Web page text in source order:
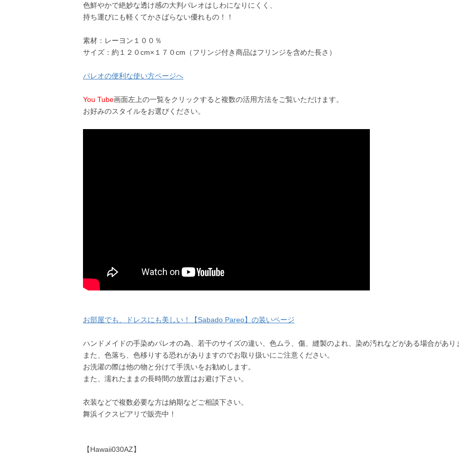
色鮮やかで絶妙な透け感の大判パレオはしわになりにくく、
持ち運びにも軽くてかさばらない優れもの！！
素材：レーヨン１００％
サイズ：約１２０cm×１７０cm（フリンジ付き商品はフリンジを含めた長さ）
パレオの便利な使い方ページへ
You Tube画面左上の一覧をクリックすると複数の活用方法をご覧いただけます。
お好みのスタイルをお選びください。
お部屋でも、ドレスにも美しい！【Sabado Pareo】の装いページ
ハンドメイドの手染めパレオの為、若干のサイズの違い、色ムラ、傷、縫製のよれ、染め汚れなどがある場合があり
また、色落ち、色移りする恐れがありますのでお取り扱いにご注意ください。
お洗濯の際は他の物と分けて手洗いをお勧めします。
また、濡れたままの長時間の放置はお避け下さい。
衣装などで複数必要な方は納期などご相談下さい。
舞浜イクスピアリで販売中！
【Hawaii030AZ】